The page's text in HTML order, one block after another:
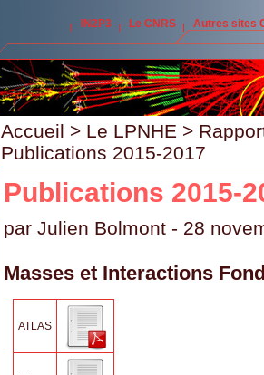
IN2P3 Le CNRS Autres sites
Accueil > Le LPNHE >
Publications 2015-2017
Publications 2015-
par Julien Bolmont - 28
Masses et Interactions
ATLAS